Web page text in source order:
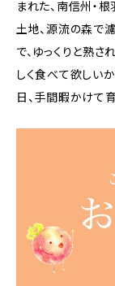
まれた、南信州・
土地、源流の森で
で、ゆっくりと熟
しく食べて欲しい
日、手間暇かけて